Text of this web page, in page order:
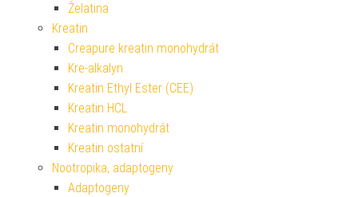
Želatina
Kreatin
Creapure kreatin monohydrát
Kre-alkalyn
Kreatin Ethyl Ester (CEE)
Kreatin HCL
Kreatin monohydrát
Kreatin ostatní
Nootropika, adaptogeny
Adaptogeny